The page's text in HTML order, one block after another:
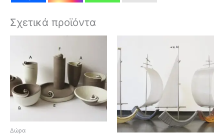
Σχετικά προϊόντα
Δώρα